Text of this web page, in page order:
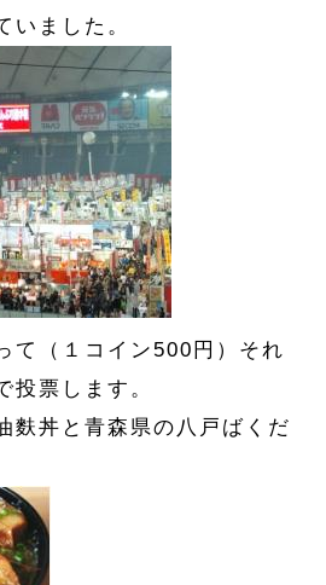
いました。
て（１コイン500円）それ
投票します。
麩丼と青森県の八戸ばくだ